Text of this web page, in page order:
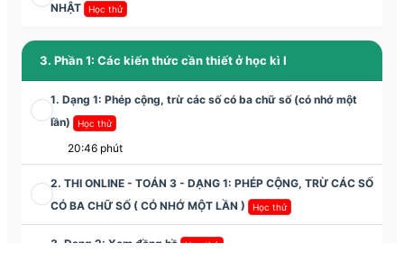
NHẬT
Học thử
3. Phần 1: Các kiến thức cần thiết ở học kì I
1. Dạng 1: Phép cộng, trừ các số có ba chữ số (có nhớ một
lần)
Học thử
20:46 phút
2. THI ONLINE - TOÁN 3 - DẠNG 1: PHÉP CỘNG, TRỪ CÁC SỐ
CÓ BA CHỮ SỐ ( CÓ NHỚ MỘT LẦN )
Học thử
3. Dạng 2: Xem đồng hồ Học thử